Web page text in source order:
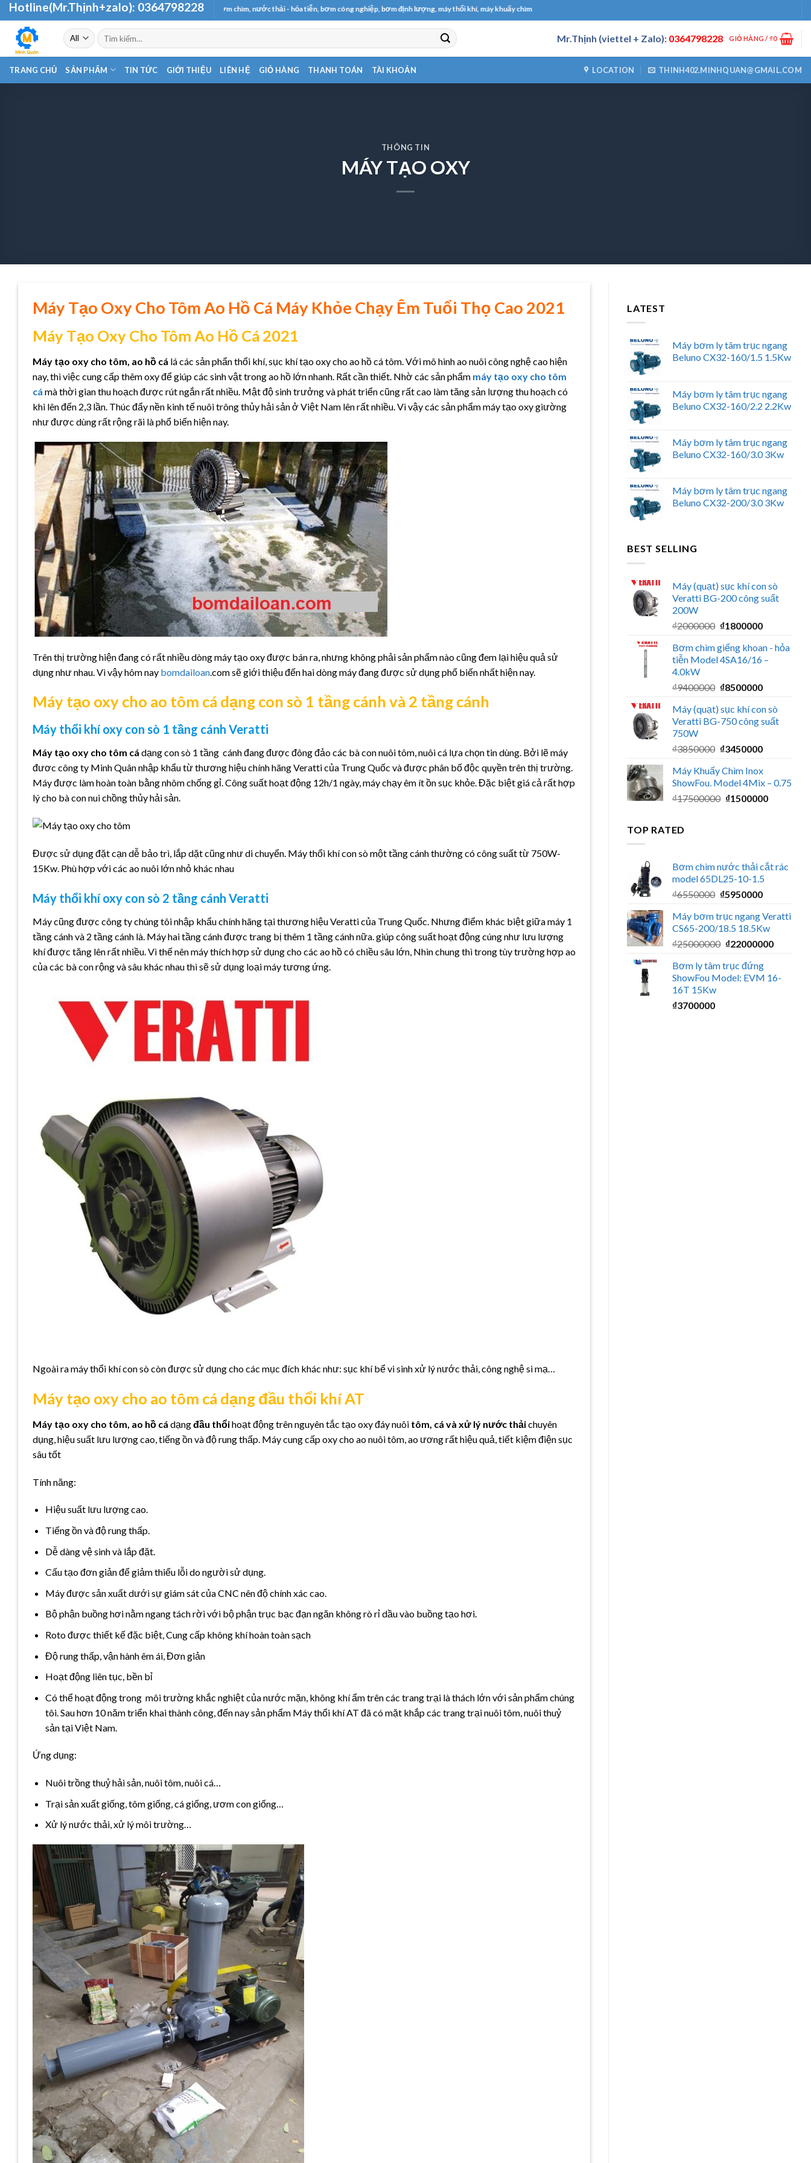
Skip
to
content
Hotline(Mr.Thịnh+zalo): 0364798228
Chuyên cung cấp và phân phối các loại máy bơm chìm, nước thải - hỏa tiễn, bơm công nghiệp, bơm định lượng, máy thổi khí, máy khuấy chìm
Tìm
kiếm:
Mr.Thịnh (viettel + Zalo): 0364798228 GIỎ HÀNG /₫0
TRANG CHỦ SẢN PHẨM TIN TỨC GIỚI THIỆU LIÊN HỆ GIỎ HÀNG THANH TOÁN TÀI KHOẢN LOCATION THINH402.MINHQUAN@GMAIL.COM
THÔNG TIN
MÁY TẠO OXY
Máy Tạo Oxy Cho Tôm Ao Hồ Cá Máy Khỏe Chạy Êm Tuổi Thọ Cao 2021
Máy Tạo Oxy Cho Tôm Ao Hồ Cá 2021
Máy tạo oxy cho tôm, ao hồ cá lá các sản phẩn thổi khí, sục khí tạo oxy cho ao hồ cá tôm. Với mô hình ao nuôi công nghệ cao hiện
nay, thì việc cung cấp thêm oxy để giúp các sinh vật trong ao hồ lớn nhanh. Rất cần thiết. Nhờ các sản phẩm máy tạo oxy cho tôm
cá mà thời gian thu hoạch được rút ngắn rất nhiều. Mật độ sinh trưởng và phát triển cũng rất cao làm tăng sản lượng thu hoạch có
khi lên đến 2,3 lần. Thúc đẩy nền kinh tế nuôi trông thủy hải sản ở Việt Nam lên rất nhiều. Vì vậy các sản phẩm máy tạo oxy giường
như được dùng rất rộng rãi là phổ biến hiện nay.
Trên thị trường hiện đang có rất nhiều dòng máy tạo oxy được bán ra, nhưng không phải sản phẩm nào cũng đem lại hiệu quả sử
dụng như nhau. Vì vậy hôm nay bomdailoan.com sẽ giới thiệu đến hai dòng máy đang được sử dụng phổ biến nhất hiện nay.
Máy tạo oxy cho ao tôm cá dạng con sò 1 tầng cánh và 2 tầng cánh
Máy thổi khí oxy con sò 1 tầng cánh Veratti
Máy tạo oxy cho tôm cá dạng con sò 1 tầng cánh đang được đông đảo các bà con nuôi tôm, nuôi cá lựa chọn tin dùng. Bởi lẽ máy
đươc công ty Minh Quân nhập khẩu từ thương hiệu chính hãng Veratti của Trung Quốc và được phân bố độc quyền trên thị trường.
Máy được làm hoàn toàn bằng nhôm chống gỉ. Công suất hoạt động 12h/1 ngày, máy chạy êm ít ồn sục khỏe. Đặc biệt giá cả rất hợp
lý cho bà con nui chồng thủy hải sản.
Được sử dụng đặt cạn dễ bảo trì, lắp dặt cũng như di chuyển. Máy thổi khí con sò một tầng cánh thường có công suất từ 750W-
15Kw. Phù hợp với các ao nuôi lớn nhỏ khác nhau
Máy thổi khí oxy con sò 2 tầng cánh Veratti
Máy cũng được công ty chúng tôi nhập khẩu chính hãng tại thương hiệu Veratti của Trung Quốc. Nhưng điểm khác biệt giữa máy 1
tầng cánh và 2 tầng cánh là. Máy hai tầng cánh được trang bị thêm 1 tầng cánh nữa. giúp công suất hoạt động cúng như lưu lượng
khí được tăng lên rất nhiều. Vì thế nên máy thích hợp sử dụng cho các ao hồ có chiều sâu lớn, Nhìn chung thì trong tùy trường hợp ao
của các bà con rộng và sâu khác nhau thì sẽ sử dụng loại máy tương ứng.
Ngoài ra máy thổi khí con sò còn được sử dụng cho các mục đích khác như: sục khí bể vi sinh xử lý nước thải, công nghệ si mạ…
Máy tạo oxy cho ao tôm cá dạng đầu thổi khí AT
Máy tạo oxy cho tôm, ao hồ cá dạngđầu thổihoạt động trên nguyên tắc tạo oxy đáy nuôi tôm, cá và xử lý nước thảichuyên
dụng, hiệu suất lưu lượng cao, tiếng ồn và độ rung thấp. Máy cung cấp oxy cho ao nuôi tôm, ao ương rất hiệu quả, tiết kiệm điện sục
sâu tốt
Tính năng:
Hiệu suất lưu lượng cao.
Tiếng ồn và độ rung thấp.
Dễ dàng vệ sinh và lắp đặt.
Cấu tạo đơn giản để giảm thiểu lỗi do người sử dụng.
Máy được sản xuất dưới sự giám sát của CNC nên độ chính xác cao.
Bộ phận buồng hơi nằm ngang tách rời với bộ phận trục bạc đạn ngăn không rò rỉ dầu vào buồng tạo hơi.
Roto được thiết kế đặc biệt, Cung cấp không khí hoàn toàn sạch
Độ rung thấp, vận hành êm ái, Đơn giản
Hoạt động liên tục, bền bỉ
Có thể hoạt động trong môi trường khắc nghiệt của nước mặn, không khí ẩm trên các trang trại là thách lớn với sản phẩm chúng
tôi. Sau hơn 10 năm triển khai thành công, đến nay sản phẩm Máy thổi khí AT đã có mặt khắp các trang trại nuôi tôm, nuôi thuỷ
sản tại Việt Nam.
Ứng dụng:
Nuôi trồng thuỷ hải sản, nuôi tôm, nuôi cá…
Trại sản xuất giống, tôm giống, cá giống, ươm con giống…
Xử lý nước thải, xử lý môi trường…
LATEST
Máy bơm ly tâm trục ngang
Beluno CX32-160/1.5 1.5Kw
Máy bơm ly tâm trục ngang
Beluno CX32-160/2.2 2.2Kw
Máy bơm ly tâm trục ngang
Beluno CX32-160/3.0 3Kw
Máy bơm ly tâm trục ngang
Beluno CX32-200/3.0 3Kw
BEST SELLING
Máy (quạt) sục khí con sò
Veratti BG-200 công suất
200W
₫2000000 Giá
là:
₫2000000.
₫1800000Giá
tại
là:
Bơm chìm giếng khoan - hỏa
tiễn Model 4SA16/16 –
4.0kW
₫9400000 Giá
là:
₫9400000.
₫8500000Giá
tại
là:
Máy (quạt) sục khí con sò
Veratti BG-750 công suất
750W
₫3850000 Giá
là:
₫3850000.
₫3450000Giá
tại
là:
₫3450000.
Máy Khuấy Chìm Inox
ShowFou. Model 4Mix – 0.75
₫17500000 Giá
₫1500000Giá
TOP RATED
Bơm chìm nước thải cắt rác
model 65DL25-10-1.5
₫6550000 Giá
là:
₫6550000.
₫5950000Giá
tại
là:
₫5950000.
Máy bơm trục ngang Veratti
CS65-200/18.5 18.5Kw
₫25000000 Giá
là:
₫25000000.
₫22000000Giá
là:
Bơm ly tâm trục đứng
ShowFou Model: EVM 16-
16T 15Kw
₫3700000